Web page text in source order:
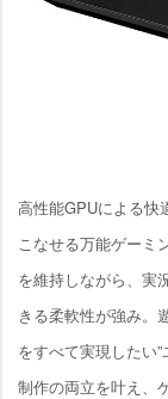
高性能GPUによる快
こなせる万能ゲーミ
を維持しながら、実
きる柔軟性が強み。
をすべて実現したい
制作の両立を叶え、